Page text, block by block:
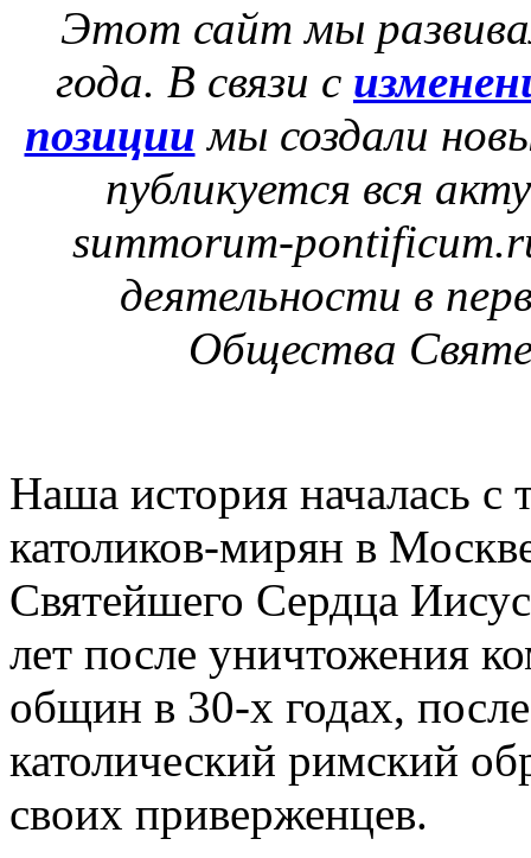
Этот сайт мы
года. В связи с
позиции мы создали
публикуется вся
summorum-
деятельности в
Общества
Наша история началась с
католиков-мирян в
Святейшего Сердца
лет после уничтожения
общин в 30-х годах,
католический римский
своих приверженцев.